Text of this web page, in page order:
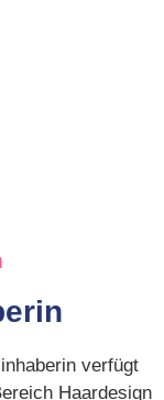
verfügt
Haardesign